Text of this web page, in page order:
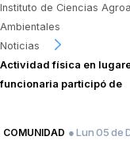
Instituto de Ciencias
Ambientales
Noticias
Actividad física en
funcionaria participó de
COMUNIDAD ● Lun 05 de